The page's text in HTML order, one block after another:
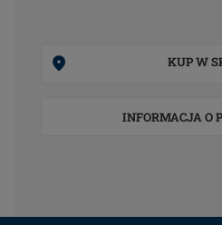
KUP W
INFORMACJA O